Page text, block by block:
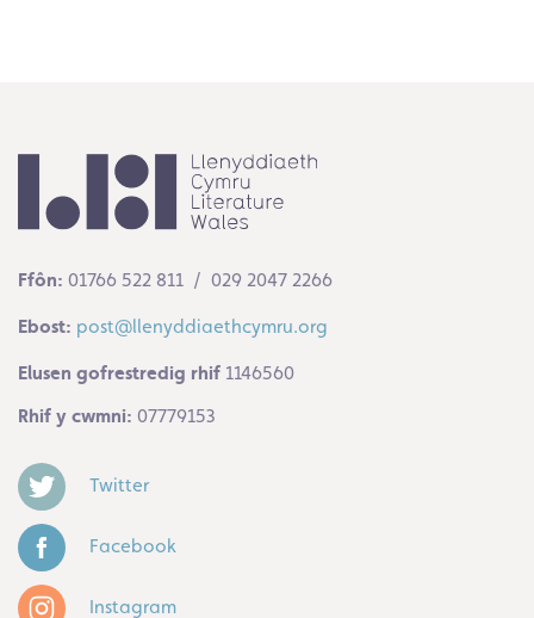
Ffôn: 01766 522 811 / 029 2047 2266
Ebost: post@llenyddiaethcymru.org
Elusen gofrestredig rhif 1146560
Rhif y cwmni: 07779153
Twitter
Facebook
Instagram